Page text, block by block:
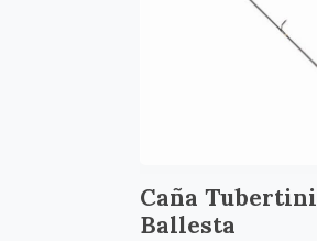
Caña Tubertini
Ballesta